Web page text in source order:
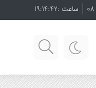
ساعت :19:14:43